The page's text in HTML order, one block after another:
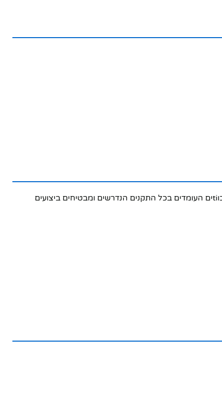
הטרנזיסטור KNSTAR K-270 הוא רכיב אלקטרוני איכותי המיועד לשימוש במערכות סאונד ואלקטרוניקה. המוצר עשוי מחומרים איכוtiים העומדים בכל התקנים הנדרשים ומבטיחים ביצועים